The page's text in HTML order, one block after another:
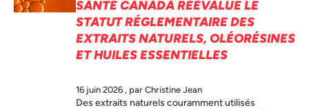
SANTÉ CANADA RÉÉVALUE LE
STATUT RÉGLEMENTAIRE DES
EXTRAITS NATURELS, OLÉORÉSINES
ET HUILES ESSENTIELLES
16 juin 2026 , par Christine Jean
Des extraits naturels couramment utilisés